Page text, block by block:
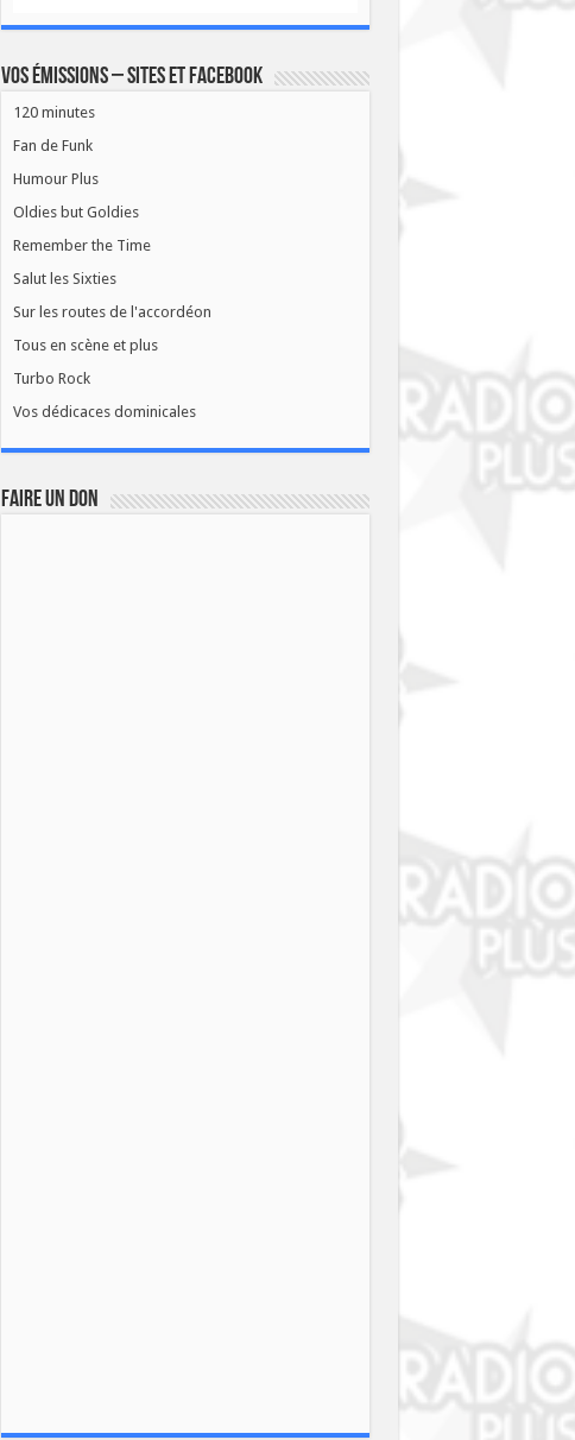
Vos émissions – Sites et Facebook
120 minutes
Fan de Funk
Humour Plus
Oldies but Goldies
Remember the Time
Salut les Sixties
Sur les routes de l'accordéon
Tous en scène et plus
Turbo Rock
Vos dédicaces dominicales
FAIRE UN DON